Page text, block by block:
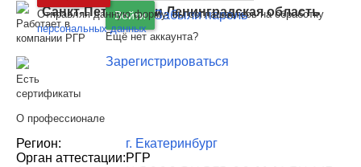
Санкт-Петербург иЛенинградская область
Войти Забыли пароль
Ещё нет аккаунта?
Зарегистрироваться
Работает в
компании РГР
Есть
сертификаты
О профессионале
Регион:
г. Екатеринбург
Орган аттестации:РГР
Отправляя данную форму, вы соглашаетесь на обработку
персональных данных